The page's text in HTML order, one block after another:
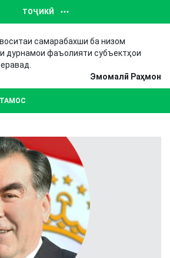
ТОҶИКӢ
самарабахши ба низом
дурнамои фаъолияти субъектҳои
Эмомалӣ Раҳмон
ТАМОС